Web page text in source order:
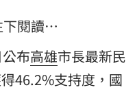
下閱讀…
布高雄市長最新民
46.2%支持度，國